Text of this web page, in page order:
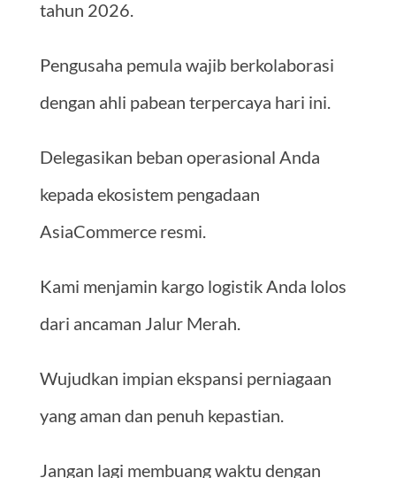
tahun 2026.
Pengusaha pemula wajib berkolaborasi
dengan ahli pabean terpercaya hari ini.
Delegasikan beban operasional Anda
kepada ekosistem pengadaan
AsiaCommerce resmi.
Kami menjamin kargo logistik Anda lolos
dari ancaman Jalur Merah.
Wujudkan impian ekspansi perniagaan
yang aman dan penuh kepastian.
Jangan lagi membuang waktu dengan